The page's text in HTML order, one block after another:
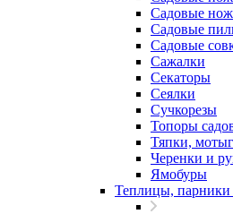
Садовые
Садовые
Садовые
Сажалки
Секаторы
Сеялки
Сучкорезы
Топоры
Тяпки,
Черенки и
Ямобуры
Теплицы, парники